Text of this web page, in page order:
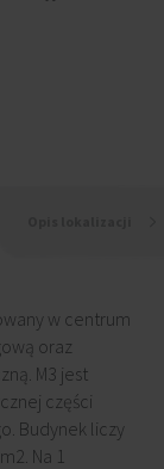
w centrum
oraz
M3 jest
części
Budynek liczy
Na 1